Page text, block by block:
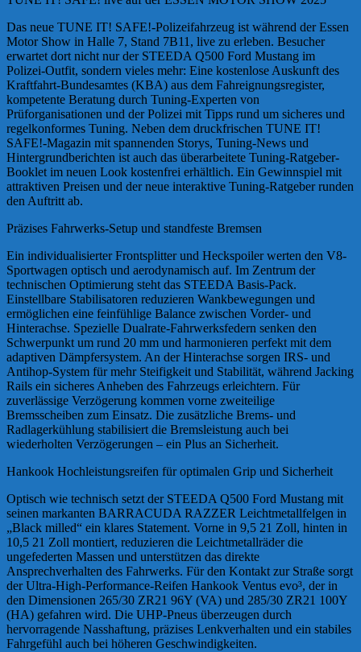
Das neue TUNE IT! SAFE!-Polizeifahrzeug ist während der Essen
Motor Show in Halle 7, Stand 7B11, live zu erleben. Besucher
erwartet dort nicht nur der STEEDA Q500 Ford Mustang im
Polizei-Outfit, sondern vieles mehr: Eine kostenlose Auskunft des
Kraftfahrt-Bundesamtes (KBA) aus dem Fahreignungsregister,
kompetente Beratung durch Tuning-Experten von
Prüforganisationen und der Polizei mit Tipps rund um sicheres und
regelkonformes Tuning. Neben dem druckfrischen TUNE IT!
SAFE!-Magazin mit spannenden Storys, Tuning-News und
Hintergrundberichten ist auch das überarbeitete Tuning-Ratgeber-
Booklet im neuen Look kostenfrei erhältlich. Ein Gewinnspiel mit
attraktiven Preisen und der neue interaktive Tuning-Ratgeber runden
den Auftritt ab.
Präzises Fahrwerks-Setup und standfeste Bremsen
Ein individualisierter Frontsplitter und Heckspoiler werten den V8-
Sportwagen optisch und aerodynamisch auf. Im Zentrum der
technischen Optimierung steht das STEEDA Basis-Pack.
Einstellbare Stabilisatoren reduzieren Wankbewegungen und
ermöglichen eine feinfühlige Balance zwischen Vorder- und
Hinterachse. Spezielle Dualrate-Fahrwerksfedern senken den
Schwerpunkt um rund 20 mm und harmonieren perfekt mit dem
adaptiven Dämpfersystem. An der Hinterachse sorgen IRS- und
Antihop-System für mehr Steifigkeit und Stabilität, während Jacking
Rails ein sicheres Anheben des Fahrzeugs erleichtern. Für
zuverlässige Verzögerung kommen vorne zweiteilige
Bremsscheiben zum Einsatz. Die zusätzliche Brems- und
Radlagerkühlung stabilisiert die Bremsleistung auch bei
wiederholten Verzögerungen – ein Plus an Sicherheit.
Hankook Hochleistungsreifen für optimalen Grip und Sicherheit
Optisch wie technisch setzt der STEEDA Q500 Ford Mustang mit
seinen markanten BARRACUDA RAZZER Leichtmetallfelgen in
„Black milled“ ein klares Statement. Vorne in 9,5 21 Zoll, hinten in
10,5 21 Zoll montiert, reduzieren die Leichtmetallräder die
ungefederten Massen und unterstützen das direkte
Ansprechverhalten des Fahrwerks. Für den Kontakt zur Straße sorgt
der Ultra-High-Performance-Reifen Hankook Ventus evo³, der in
den Dimensionen 265/30 ZR21 96Y (VA) und 285/30 ZR21 100Y
(HA) gefahren wird. Die UHP-Pneus überzeugen durch
hervorragende Nasshaftung, präzises Lenkverhalten und ein stabiles
Fahrgefühl auch bei höheren Geschwindigkeiten.